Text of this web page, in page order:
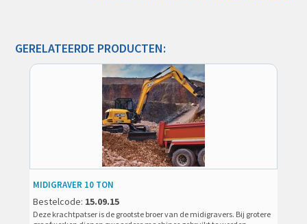
GERELATEERDE PRODUCTEN:
MIDIGRAVER 10 TON
Bestelcode: 15.09.15
Deze krachtpatser is de grootste broer van de midigravers. Bij grotere